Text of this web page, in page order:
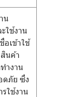
น
ใช้งาน
อเข้าใช้
นค้า
ำงาน
ดภัย ซึ่ง
ใช้งาน